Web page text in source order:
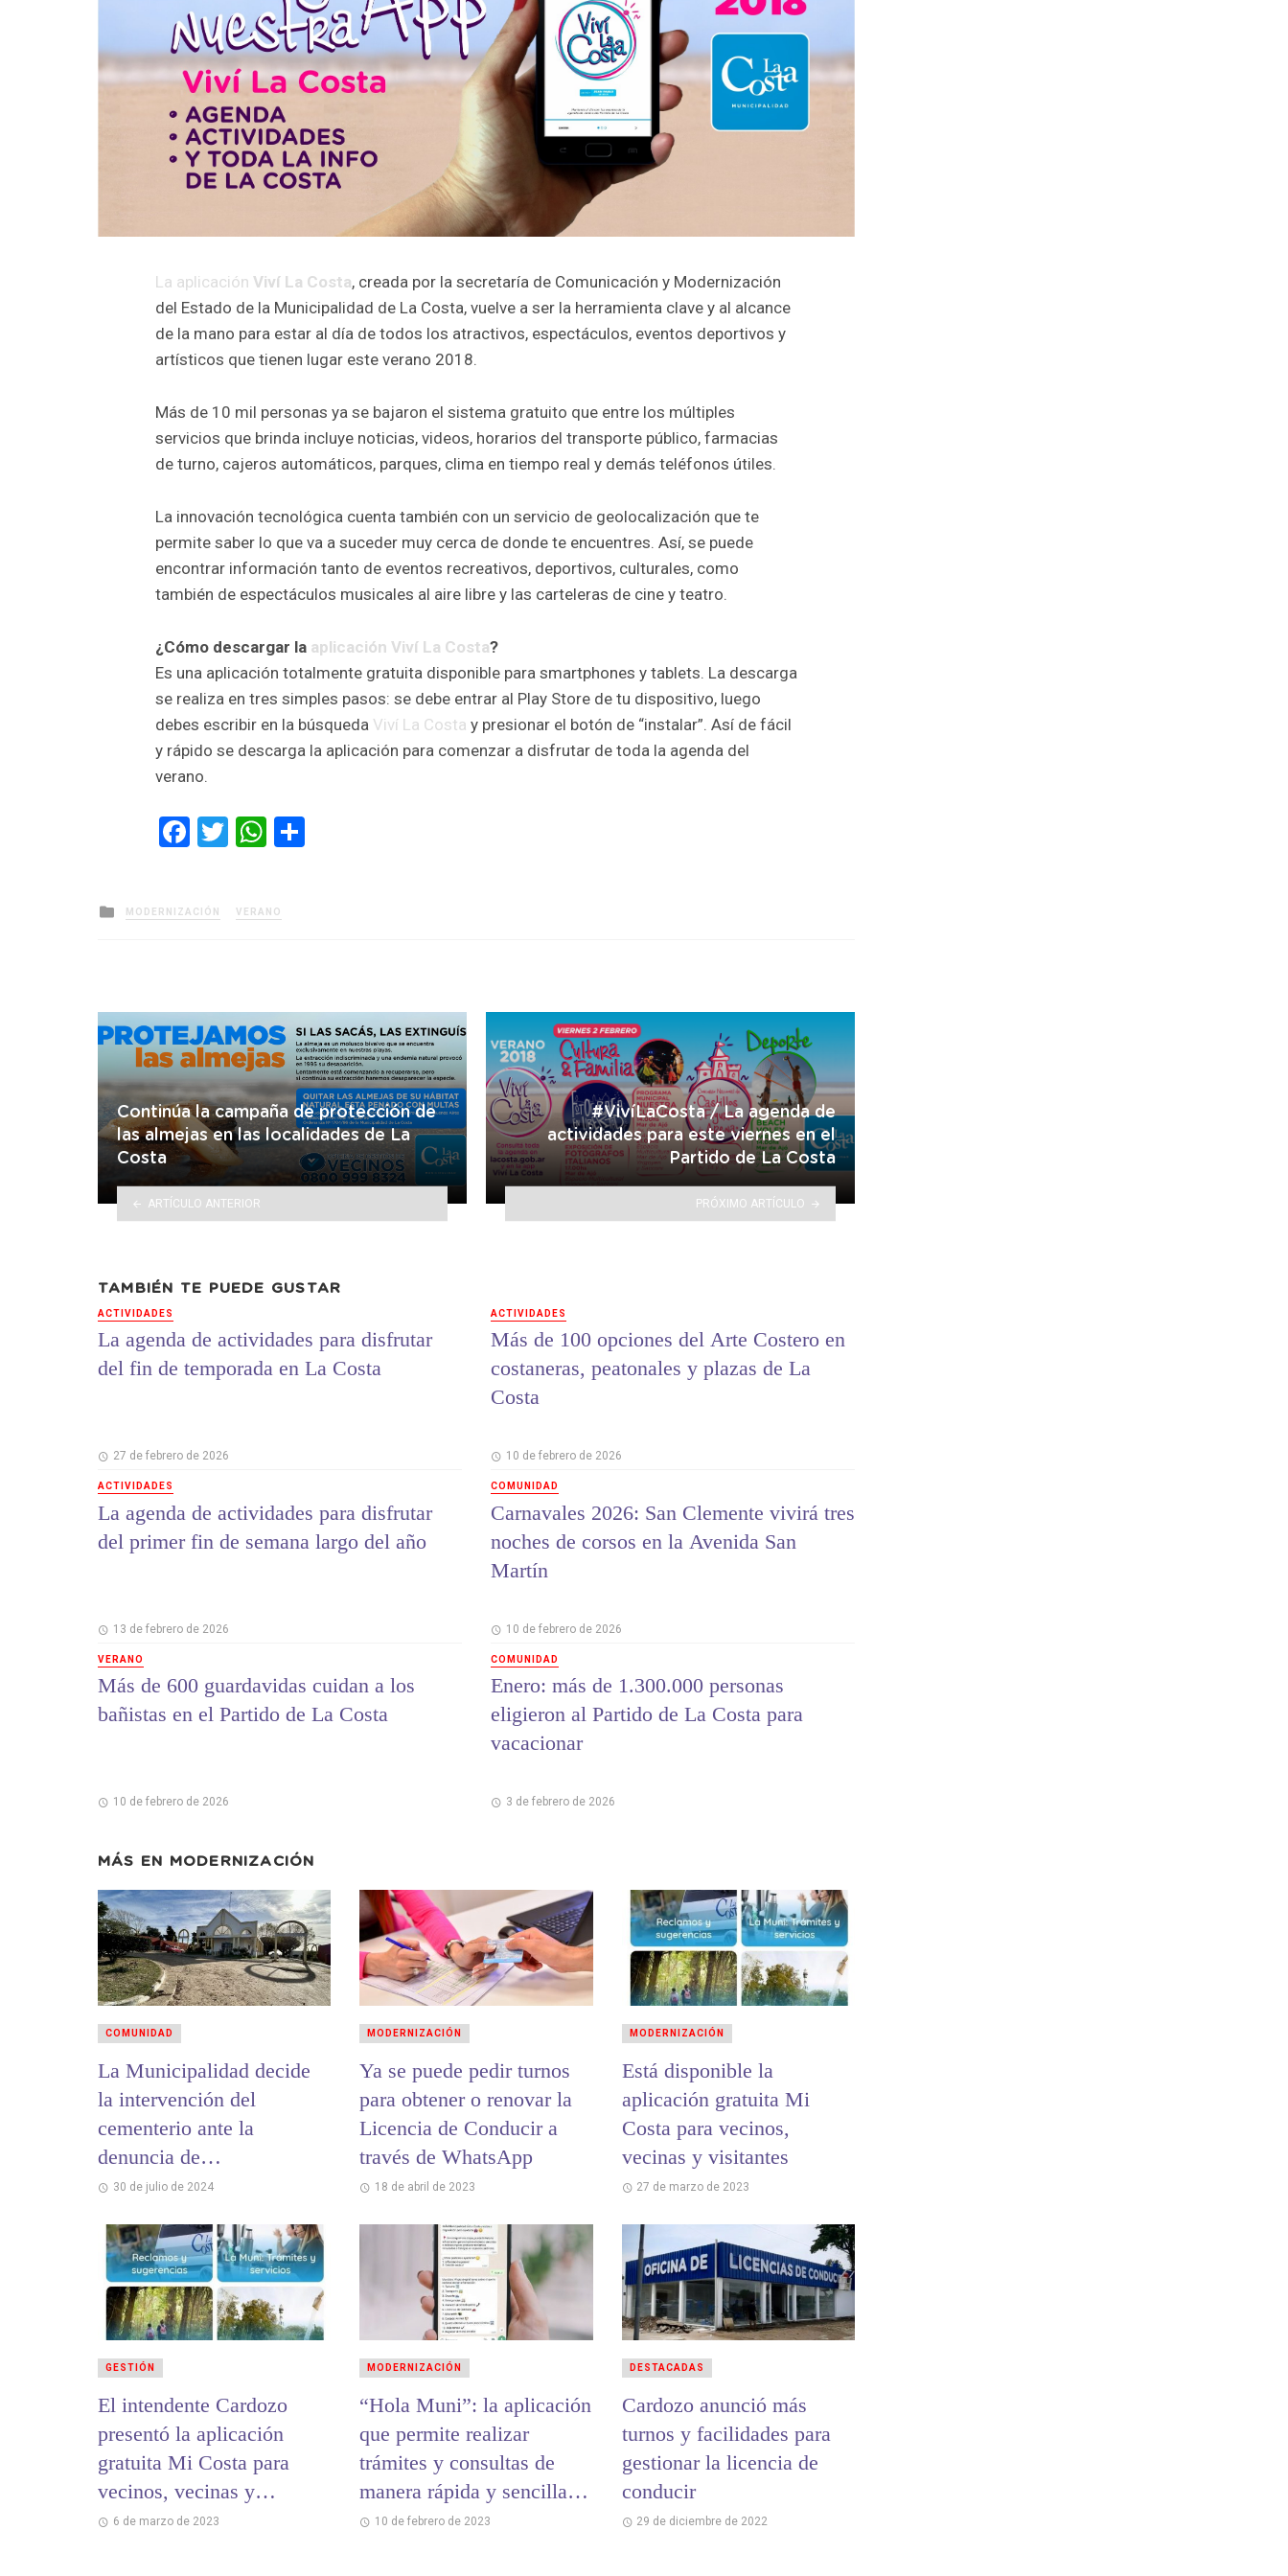
La aplicación Viví La Costa, creada por la secretaría de Comunicación y Modernización
del Estado de la Municipalidad de La Costa, vuelve a ser la herramienta clave y al alcance
de la mano para estar al día de todos los atractivos, espectáculos, eventos deportivos y
artísticos que tienen lugar este verano 2018.
Más de 10 mil personas ya se bajaron el sistema gratuito que entre los múltiples
servicios que brinda incluye noticias, videos, horarios del transporte público, farmacias
de turno, cajeros automáticos, parques, clima en tiempo real y demás teléfonos útiles.
La innovación tecnológica cuenta también con un servicio de geolocalización que te
permite saber lo que va a suceder muy cerca de donde te encuentres. Así, se puede
encontrar información tanto de eventos recreativos, deportivos, culturales, como
también de espectáculos musicales al aire libre y las carteleras de cine y teatro.
¿Cómo descargar la aplicación Viví La Costa?
Es una aplicación totalmente gratuita disponible para smartphones y tablets. La descarga
se realiza en tres simples pasos: se debe entrar al Play Store de tu dispositivo, luego
debes escribir en la búsqueda Viví La Costa y presionar el botón de “instalar”. Así de fácil
y rápido se descarga la aplicación para comenzar a disfrutar de toda la agenda del
verano.
Facebook
TwitterWhatsApp
Posted
in
MODERNIZACIÓN VERANO
Continúa la campaña de protección de
las almejas en las localidades de La
Costa
ARTÍCULO ANTERIOR
#VivíLaCosta / La agenda de
actividades para este viernes en el
Partido de La Costa
PRÓXIMO ARTÍCULO
TAMBIÉN TE PUEDE GUSTAR
ACTIVIDADES
La agenda de actividades para disfrutar
del fin de temporada en La Costa
27 de febrero de 2026
ACTIVIDADES
La agenda de actividades para disfrutar
del primer fin de semana largo del año
13 de febrero de 2026
VERANO
Más de 600 guardavidas cuidan a los
bañistas en el Partido de La Costa
10 de febrero de 2026
ACTIVIDADES
Más de 100 opciones del Arte Costero en
costaneras, peatonales y plazas de La
Costa
10 de febrero de 2026
COMUNIDAD
Carnavales 2026: San Clemente vivirá tres
noches de corsos en la Avenida San
Martín
10 de febrero de 2026
COMUNIDAD
Enero: más de 1.300.000 personas
eligieron al Partido de La Costa para
vacacionar
3 de febrero de 2026
MÁS EN MODERNIZACIÓN
La Municipalidad decide
la intervención del
cementerio ante la
denuncia de
irregularidades
30 de julio de 2024
COMUNIDAD
Ya se puede pedir turnos
para obtener o renovar la
Licencia de Conducir a
través de WhatsApp
18 de abril de 2023
MODERNIZACIÓN
Está disponible la
aplicación gratuita Mi
Costa para vecinos,
vecinas y visitantes
27 de marzo de 2023
MODERNIZACIÓN
El intendente Cardozo
presentó la aplicación
gratuita Mi Costa para
vecinos, vecinas y
visitantes
6 de marzo de 2023
GESTIÓN
“Hola Muni”: la aplicación
que permite realizar
trámites y consultas de
manera rápida y sencilla a
través de WhatsApp
10 de febrero de 2023
MODERNIZACIÓN
Cardozo anunció más
turnos y facilidades para
gestionar la licencia de
conducir
29 de diciembre de 2022
DESTACADAS